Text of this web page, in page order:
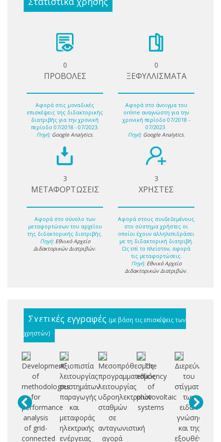
0
ΠΡΟΒΟΛΕΣ
Αφορά στις μοναδικές
επισκέψεις της διδακτορικής
διατριβής για την χρονική
περίοδο 07/2018 - 07/2023.
Πηγή: Google Analytics.
0
ΞΕΦΥΛΛΙΣΜΑΤΑ
Αφορά στο άνοιγμα του
online αναγνώστη για την
χρονική περίοδο 07/2018 -
07/2023.
Πηγή: Google Analytics.
3
ΜΕΤΑΦΟΡΤΩΣΕΙΣ
Αφορά στο σύνολο των
μεταφορτώσων του αρχείου
της διδακτορικής διατριβής.
Πηγή: Εθνικό Αρχείο
Διδακτορικών Διατριβών.
3
ΧΡΗΣΤΕΣ
Αφορά στους συνδεδεμένους
στο σύστημα χρήστες οι
οποίοι έχουν αλληλεπιδράσει
με τη διδακτορική διατριβή.
Ως επί το πλείστον, αφορά
τις μεταφορτώσεις.
Πηγή: Εθνικό Αρχείο
Διδακτορικών Διατριβών.
Σχετικές εγγραφές (με βάση τις επισκέψεις των
χρηστών)
Development
of
methodologies
for
performance
analysis
of grid-
connected
Αξιοπιστία
λειτουργίας
συστημάτων
παραγωγής
και
μεταφοράς
ηλεκτρικής
ενέργειας
Μεσοπρόθεσμος
προγραμματισμός
λειτουργίας
υδροηλεκτρικών
σταθμών
σε
ανταγωνιστική
αγορά
The
efficiency
of
photovoltaic
systems
Διερεύνηση
του
στίγματος
των
ειδών
γνώσης
και της
εξουθένωσης